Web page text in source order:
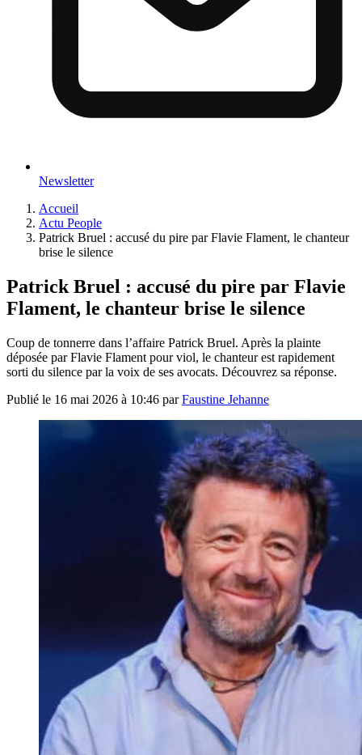
Newsletter
Accueil
Actu People
Patrick Bruel : accusé du pire par Flavie Flament, le chanteur
brise le silence
Patrick Bruel : accusé du pire par Flavie
Flament, le chanteur brise le silence
Coup de tonnerre dans l’affaire Patrick Bruel. Après la plainte
déposée par Flavie Flament pour viol, le chanteur est rapidement
sorti du silence par la voix de ses avocats. Découvrez sa réponse.
Publié le 16 mai 2026 à 10:46 parFaustine Jehanne